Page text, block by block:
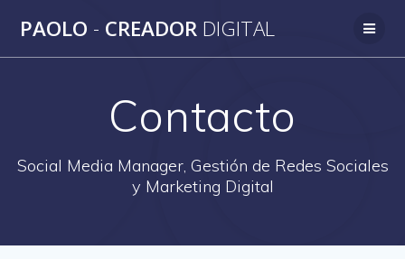
al
PAOLO - CREADOR DIGITAL
Contacto
Social Media Manager, Gestión de Redes Sociales
y Marketing Digital